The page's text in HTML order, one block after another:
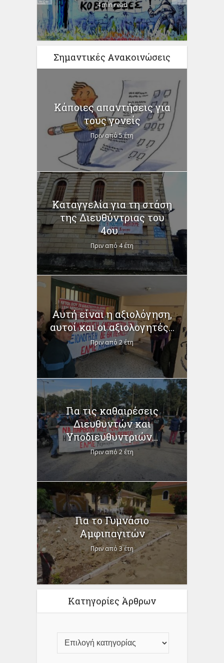
4 min read
Σημαντικές Ανακοινώσεις
Κάποιες απαντήσεις για
τους γονείς
Πριν από 5 έτη
Καταγγελία για τη στάση
της Διευθύντριας του
4ου...
Πριν από 4 έτη
Αυτή είναι η αξιολόγηση,
αυτοί και οι αξιολογητές...
Πριν από 2 έτη
Για τις καθαιρέσεις
Διευθυντών και
Υποδιευθυντριών...
Πριν από 2 έτη
Για το Γυμνάσιο
Αμφιπαγιτών
Πριν από 3 έτη
Κατηγορίες Άρθρων